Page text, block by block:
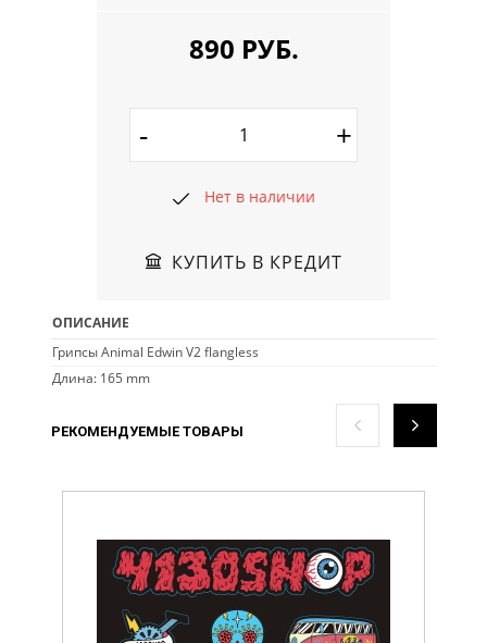
890 РУБ.
- +
Нет в наличии
КУПИТЬ В КРЕДИТ
ОПИСАНИЕ
Грипсы Animal Edwin V2 flangless
Длина: 165 mm
РЕКОМЕНДУЕМЫЕ ТОВАРЫ